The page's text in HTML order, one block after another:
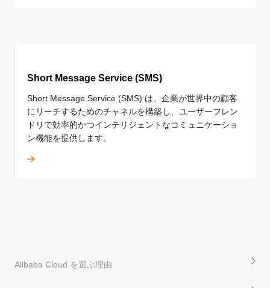
Short Message Service (SMS)
Short Message Service (SMS) は、企業が世界中の顧客
にリーチするためのチャネルを構築し、ユーザーフレン
ドリで効率的かつインテリジェントなコミュニケーショ
ン機能を提供します。
ApsaraVideo VOD
セキュアでスケーラブルかつ高度にカスタマイズ可能な
リアルタイムストリーミング
低レイテンシと高い同時実行性を実現し、ライブストリ
ーミングのユーザー体験を向上させます。
します。
Alibaba Cloud を選ぶ理由